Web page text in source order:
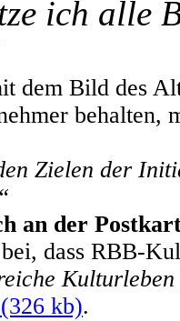
ich alle
dem Bild des
behalten,
Zielen der
an der
dass RBB-
kb).